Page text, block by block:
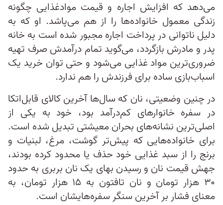
می‌دهد که افزایش اجاره و قیمت موادغذایی چگونه
زندگی معمول خانواده‌ها را از هم می‌پاشد. او که به
دلیل ناتوانی در پرداخت اجاره مجبور شده است به خانه
پدر و مادرش بازگردد، می‌گوید تمام درآمدش صرف تهیه
ضروری‌ترین مواد غذایی می‌شود و حتی توان خرید یک
اسباب‌بازی ساده برای فرزندش را هم ندارد.
در چنین وضعیتی، نان که سال‌ها آخرین کالای قابل‌اتکا
در سفره خانوارهای کم‌درآمد بود، خود به یکی از
اصلی‌ترین نشانه‌های بحران معیشتی تبدیل شده است.
برای خانواده‌هایی که پیش‌تر گوشت، مرغ، لبنیات و
برنج را از سبد غذایی خود حذف یا محدود کرده بودند،
جهش قیمت نان و رسیدن بهای یک نان بربری به حدود
۳۰ هزار تومان و نان تافتون به ۱۵ هزار تومان، به
معنای فشار بر آخرین سنگر سفره‌هایشان است.